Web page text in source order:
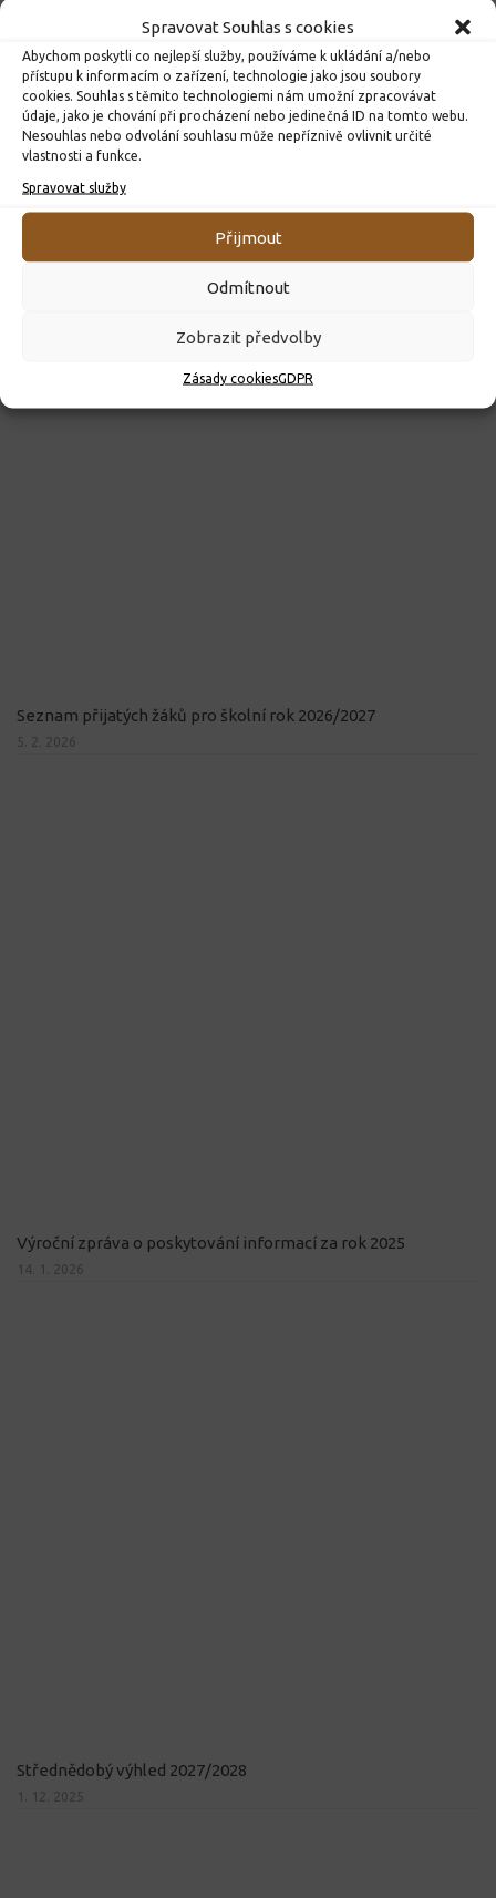
Spravovat Souhlas s cookies
Abychom poskytli co nejlepší služby, používáme k ukládání a/nebo
přístupu k informacím o zařízení, technologie jako jsou soubory
cookies. Souhlas s těmito technologiemi nám umožní zpracovávat
údaje, jako je chování při procházení nebo jedinečná ID na tomto webu.
Nesouhlas nebo odvolání souhlasu může nepříznivě ovlivnit určité
vlastnosti a funkce.
Spravovat služby
Přijmout
Odmítnout
Zobrazit předvolby
Zásady cookiesGDPR
ROZHODNUTÍ O PŘIJETÍ K PŘEDŠKOLNÍMU VZDĚLÁVÁNÍ
PRO ROK 2026
10. 4. 2026
Seznam přijatých žáků pro školní rok 2026/2027
5. 2. 2026
Výroční zpráva o poskytování informací za rok 2025
14. 1. 2026
Střednědobý výhled 2027/2028
1. 12. 2025